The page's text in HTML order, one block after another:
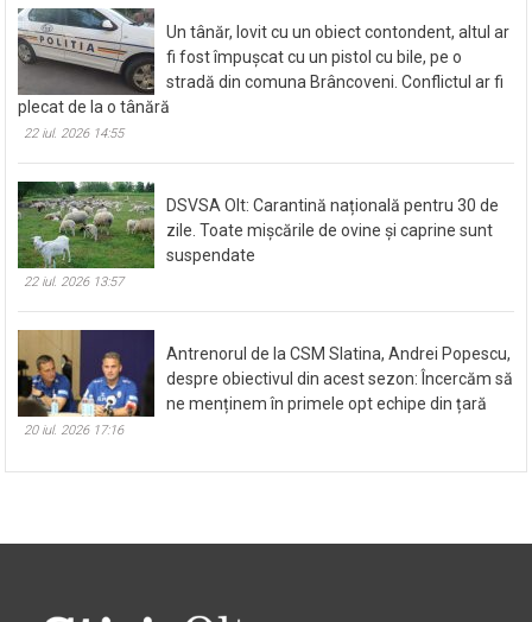
Un tânăr, lovit cu un obiect contondent, altul ar
fi fost împușcat cu un pistol cu bile, pe o
stradă din comuna Brâncoveni. Conflictul ar fi
plecat de la o tânără
22 iul. 2026 14:55
DSVSA Olt: Carantină națională pentru 30 de
zile. Toate mișcările de ovine și caprine sunt
suspendate
22 iul. 2026 13:57
Antrenorul de la CSM Slatina, Andrei Popescu,
despre obiectivul din acest sezon: Încercăm să
ne menținem în primele opt echipe din țară
20 iul. 2026 17:16